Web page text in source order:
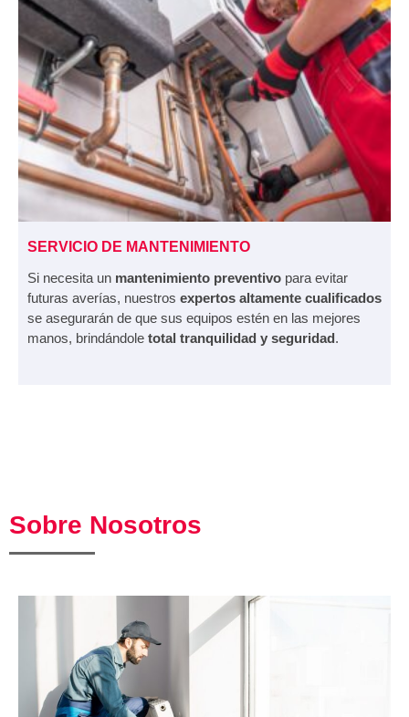
SERVICIO DE MANTENIMIENTO
Si necesita un mantenimiento preventivo para evitar
futuras averías, nuestros expertos altamente cualificados
se asegurarán de que sus equipos estén en las mejores
manos, brindándole total tranquilidad y seguridad.
Sobre Nosotros